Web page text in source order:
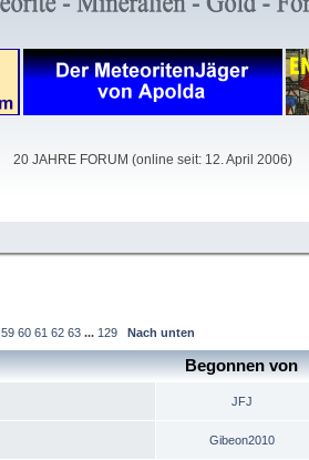
20 JAHRE FORUM (online seit: 12. April 2006)
59 60 61 62 63 ... 129 Nach unten
Begonnen von
JFJ
Gibeon2010